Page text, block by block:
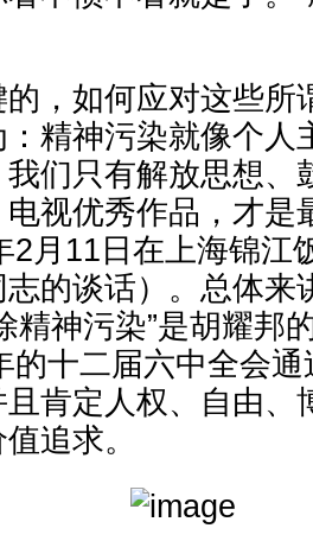
如何应对这些所
精神污染就像个人
们只有解放思想、
视优秀作品，才是
2月11日在上海锦江
的谈话）。总体来
精神污染”是胡耀邦
的十二届六中全会
肯定人权、自由、
追求。